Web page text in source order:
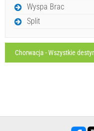
Wyspa Brac
Split
Chorwacja - Wszystkie